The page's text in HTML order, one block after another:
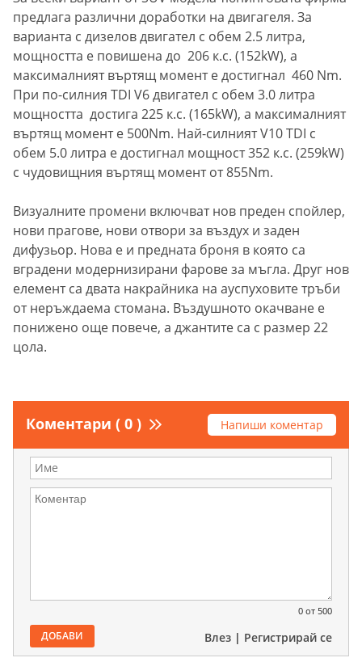
предлага различни доработки на двигагеля. За
варианта с дизелов двигател с обем 2.5 литра,
мощността е повишена до 206 к.с. (152kW), а
максималният въртящ момент е достигнал 460 Nm.
При по-силния TDI V6 двигател с обем 3.0 литра
мощността достига 225 к.с. (165kW), а максималният
въртящ момент е 500Nm. Най-силният V10 TDI с
обем 5.0 литра е достигнал мощност 352 к.с. (259kW)
с чудовищния въртящ момент от 855Nm.
Визуалните промени включват нов преден спойлер,
нови прагове, нови отвори за въздух и заден
дифузьор. Нова е и предната броня в която са
вградени модернизирани фарове за мъгла. Друг нов
елемент са двата накрайника на ауспуховите тръби
от неръждаема стомана. Въздушното окачване е
понижено още повече, а джантите са с размер 22
цола.
Коментари ( 0 ) Напиши коментар
0 от 500
ДОБАВИ Влез | Регистрирай се